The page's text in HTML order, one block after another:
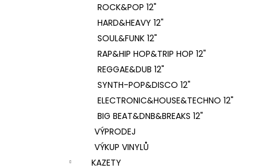
ROCK&POP 12"
HARD&HEAVY 12"
SOUL&FUNK 12"
RAP&HIP HOP&TRIP HOP 12"
REGGAE&DUB 12"
SYNTH-POP&DISCO 12"
ELECTRONIC&HOUSE&TECHNO 12"
BIG BEAT&DNB&BREAKS 12"
VÝPRODEJ
VÝKUP VINYLŮ
KAZETY